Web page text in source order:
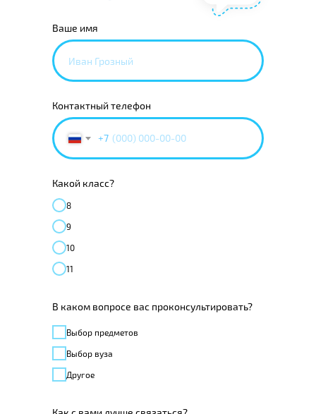
Ваше имя
Контактный телефон
+7
Какой класс?
8
9
10
11
В каком вопросе вас проконсультировать?
Выбор предметов
Выбор вуза
Другое